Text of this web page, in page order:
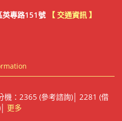
專路151號 【 交通資訊 】
機：2365 (參考諮詢)│ 2281 (借
更多